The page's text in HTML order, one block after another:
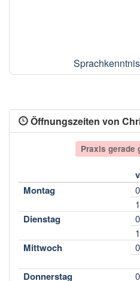
Öffnungszeiten von
Praxis gerade
Montag
Dienstag
Mittwoch
Donnerstag